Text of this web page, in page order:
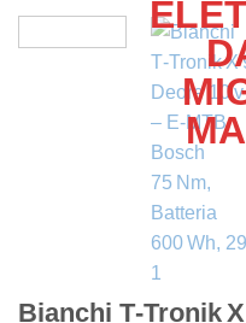
Bianchi T‑Tronik